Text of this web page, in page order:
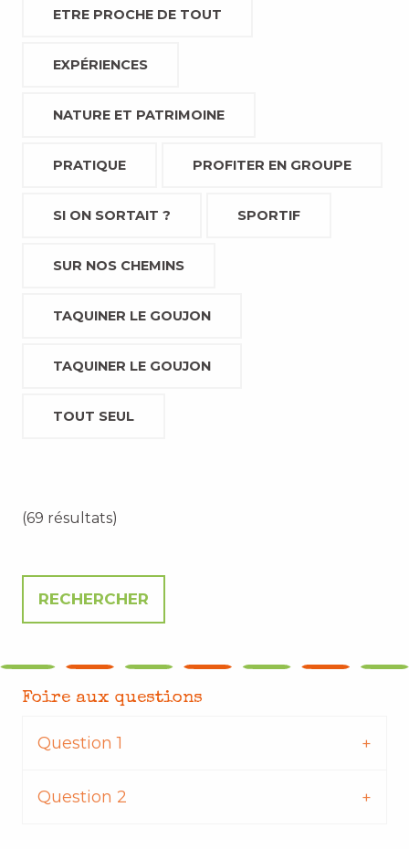
ETRE PROCHE DE TOUT
EXPÉRIENCES
NATURE ET PATRIMOINE
PRATIQUE PROFITER EN GROUPE
SI ON SORTAIT ? SPORTIF
SUR NOS CHEMINS
TAQUINER LE GOUJON
TAQUINER LE GOUJON
TOUT SEUL
(69 résultats)
Foire aux questions
Question 1
Question 2